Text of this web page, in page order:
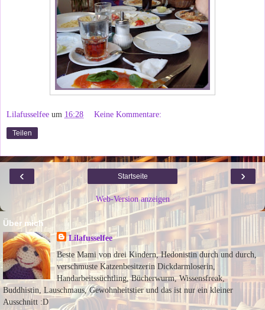
Lilafusselfee um 16:28 Keine Kommentare:
Teilen
‹ ›
Startseite
Web-Version anzeigen
Über mich
Lilafusselfee
Beste Mami von drei Kindern, Hedonistin durch und durch,
verschmuste Katzenbesitzerin Dickdarmloserin,
Handarbeitssüchtling, Bücherwurm, Wissensfreak,
Buddhistin, Lauschmaus, Gewohnheitstier und das ist nur ein kleiner
Ausschnitt :D